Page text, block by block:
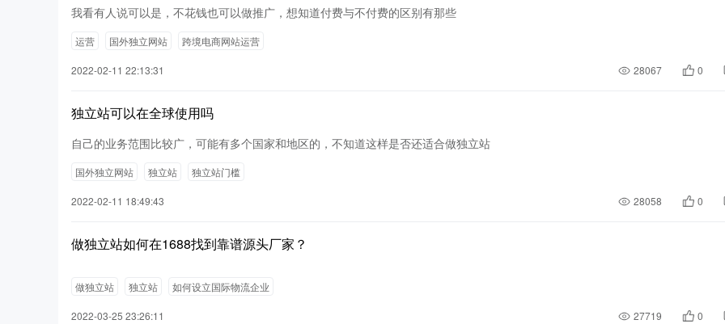
我看有人说可以是，不花钱也可以做推广，想知道付费与不付费的区别有那些
运营 国外独立网站 跨境电商网站运营
2022-02-11 22:13:31 28067 0
独立站可以在全球使用吗
自己的业务范围比较广，可能有多个国家和地区的，不知道这样是否还适合做独立站
国外独立网站 独立站 独立站门槛
2022-02-11 18:49:43 28058 0
做独立站如何在1688找到靠谱源头厂家？
做独立站 独立站 如何设立国际物流企业
2022-03-25 23:26:11 27719 0